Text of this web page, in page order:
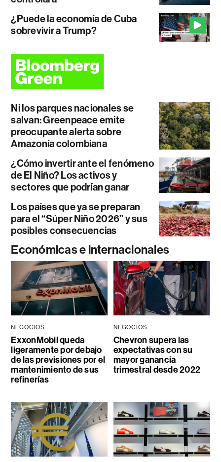
¿Puede la economía de Cuba
sobrevivir a Trump?
Ni los parques nacionales se
salvan: Greenpeace emite
preocupante alerta sobre
Amazonía colombiana
¿Cómo invertir ante el fenómeno
de El Niño? Los activos y
sectores que podrían ganar
Los países que ya se preparan
para el “Súper Niño 2026” y sus
posibles consecuencias
Económicas e internacionales
NEGOCIOS
ExxonMobil queda
ligeramente por debajo
de las previsiones por el
mantenimiento de sus
refinerías
NEGOCIOS
Chevron supera las
expectativas con su
mayor ganancia
trimestral desde 2022